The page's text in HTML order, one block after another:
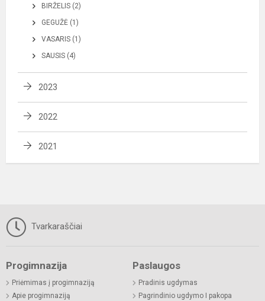
BIRŽELIS (2)
GEGUŽĖ (1)
VASARIS (1)
SAUSIS (4)
2023
2022
2021
Tvarkaraščiai
Progimnazija
Priėmimas į progimnaziją
Apie progimnaziją
Paslaugos
Pradinis ugdymas
Pagrindinio ugdymo I pakopa